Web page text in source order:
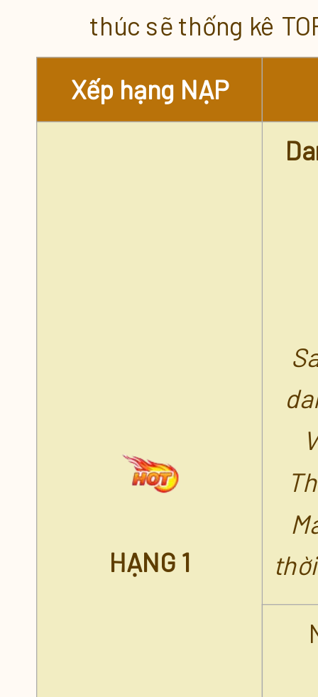
Vua Tiêu Xu [21.03 - 27.03]
Giảm Giá Mới
Tiêu Xu Tích Lũy [21.03 -
Đăng Nhập 14 Ngày Nhận
Quà Nạp Mỗi Ngày [21.03 -
Quà Nạp tặng PET - VK
thúc sẽ thống kê
Xếp hạng NẠP
HẠNG 1